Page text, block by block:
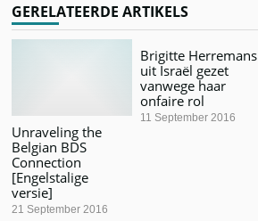
GERELATEERDE ARTIKELS
Unraveling the
Belgian BDS
Connection
[Engelstalige
versie]
21 September 2016
Brigitte Herremans
uit Israël gezet
vanwege haar
onfaire rol
11 September 2016